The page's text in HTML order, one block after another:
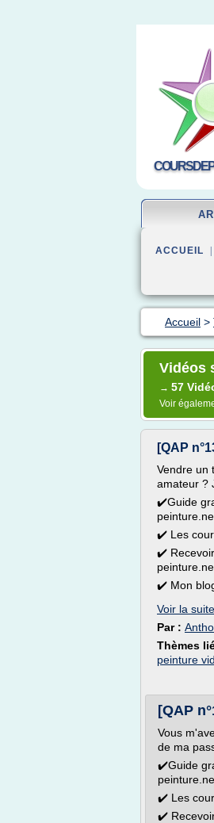
ACCUEIL |
Accueil >
Vidéos
→ 57
Voir
[QAP
Vendre un
amateur ?
✔️Guide
✔️ Les
✔️
✔️ Mon
Voir la suite
Par :
Thèmes
peinture
[QAP
Vous
de ma
✔️Guide
✔️ Les
✔️